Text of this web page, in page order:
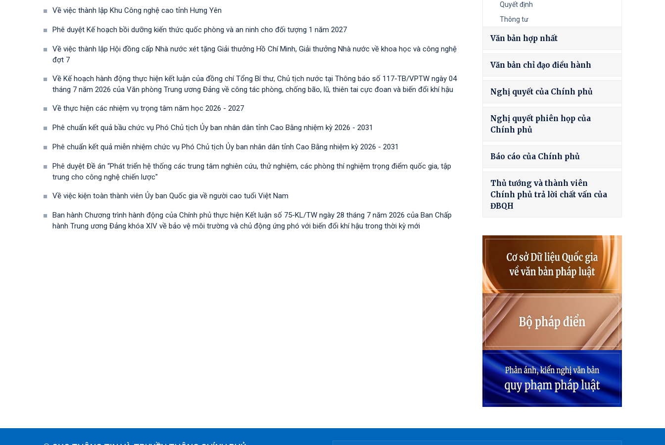
Về việc thành lập Khu Công nghệ cao tỉnh Hưng Yên
Phê duyệt Kế hoạch bồi dưỡng kiến thức quốc phòng và an ninh cho đối tượng 1 năm 2027
Về việc thành lập Hội đồng cấp Nhà nước xét tặng Giải thưởng Hồ Chí Minh, Giải thưởng Nhà nước về khoa học và công nghệ
đợt 7
Về Kế hoạch hành động thực hiện kết luận của đồng chí Tổng Bí thư, Chủ tịch nước tại Thông báo số 117-TB/VPTW ngày 04
tháng 7 năm 2026 của Văn phòng Trung ương Đảng về công tác phòng, chống bão, lũ, thiên tai cực đoan và biến đổi khí hậu
Về thực hiện các nhiệm vụ trọng tâm năm học 2026 - 2027
Phê chuẩn kết quả bầu chức vụ Phó Chủ tịch Ủy ban nhân dân tỉnh Cao Bằng nhiệm kỳ 2026 - 2031
Phê chuẩn kết quả miễn nhiệm chức vụ Phó Chủ tịch Ủy ban nhân dân tỉnh Cao Bằng nhiệm kỳ 2026 - 2031
Phê duyệt Đề án “Phát triển hệ thống các trung tâm nghiên cứu, thử nghiệm, các phòng thí nghiệm trọng điểm quốc gia, tập
trung cho công nghệ chiến lược"
Về việc kiện toàn thành viên Ủy ban Quốc gia về người cao tuổi Việt Nam
Ban hành Chương trình hành động của Chính phủ thực hiện Kết luận số 75-KL/TW ngày 28 tháng 7 năm 2026 của Ban Chấp
hành Trung ương Đảng khóa XIV về bảo vệ môi trường và chủ động ứng phó với biến đổi khí hậu trong thời kỳ mới
Quyết định
Thông tư
Văn bản hợp nhất
Văn bản chỉ đạo điều hành
Nghị quyết của Chính phủ
Nghị quyết phiên họp của
Chính phủ
Báo cáo của Chính phủ
Thủ tướng và thành viên
Chính phủ trả lời chất vấn của
ĐBQH